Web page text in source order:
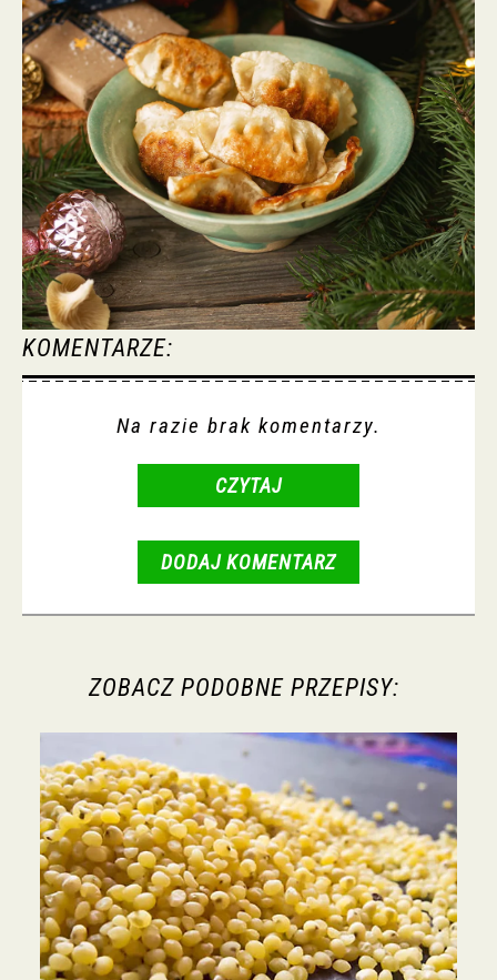
KOMENTARZE:
Na razie brak komentarzy.
CZYTAJ
DODAJ KOMENTARZ
ZOBACZ PODOBNE PRZEPISY: